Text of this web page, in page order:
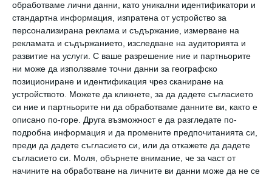
обработваме лични данни, като уникални идентификатори и
стандартна информация, изпратена от устройство за
персонализирана реклама и съдържание, измерване на
рекламата и съдържанието, изследване на аудиторията и
развитие на услуги. С ваше разрешение ние и партньорите
ни може да използваме точни данни за географско
позициониране и идентификация чрез сканиране на
устройството. Можете да кликнете, за да дадете съгласието
си ние и партньорите ни да обработваме данните ви, както е
описано по-горе. Друга възможност е да разгледате по-
подробна информация и да промените предпочитанията си,
преди да дадете съгласието си, или да откажете да дадете
съгласието си. Моля, обърнете внимание, че за част от
начините на обработване на личните ви данни може да не се
задължително от специалист, защото всяко
лекарство може да има странични действия,
колкото и малки да са те. И, когато става
дума за малки деца, трябва да сме особено
внимателни“, разказва доц. Казанджиева.